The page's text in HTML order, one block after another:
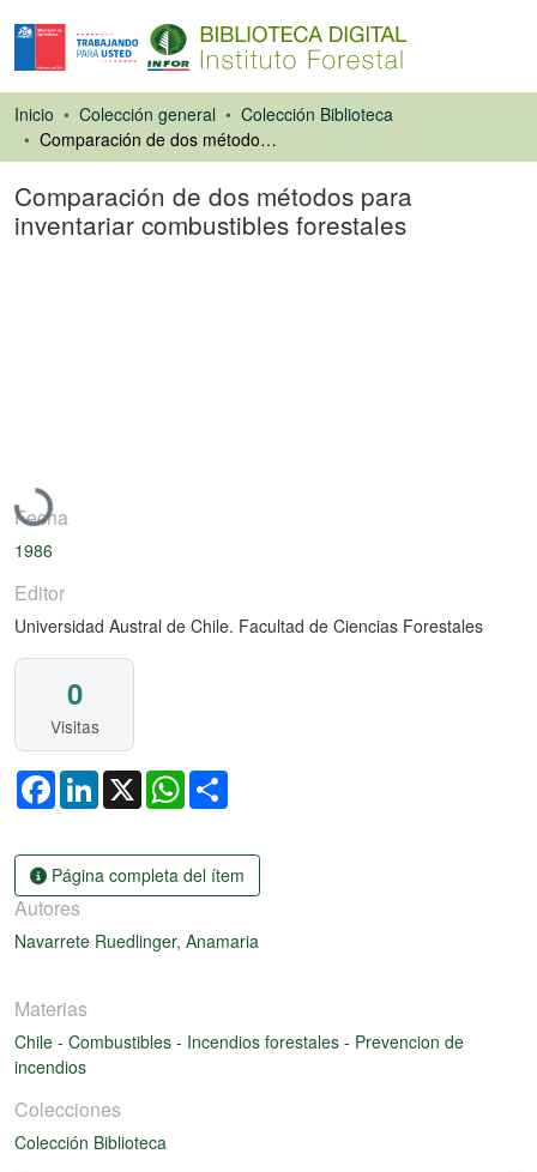
Inicio Colección general
Colección Biblioteca
Comparación de dos métodos para inventariar combustibles forestales
Comparación de dos métodos para
inventariar combustibles forestales
Cargando...
Fecha
1986
Editor
Universidad Austral de Chile. Facultad de Ciencias Forestales
0
Visitas
FacebookLinkedIn
X WhatsApp
Página completa del ítem
Autores
Navarrete Ruedlinger, Anamaria
Materias
Chile - Combustibles - Incendios forestales - Prevencion de
incendios
Colecciones
Colección Biblioteca